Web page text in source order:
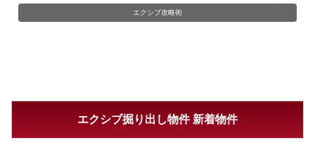
エクシブ攻略術
エクシブ掘り出し物件 新着物件